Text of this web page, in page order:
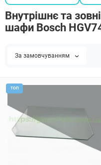
Внутрішнє та
шафи Bosch
За замовчуванням
ТОП